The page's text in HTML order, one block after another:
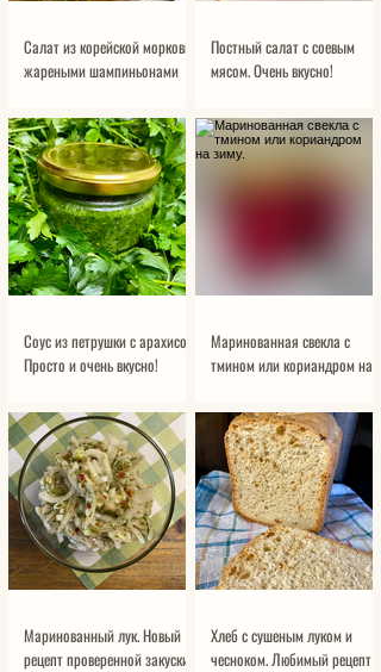
Салат из корейской моркови с
жареными шампиньонами
Постный салат с соевым
мясом. Очень вкусно!
Соус из петрушки с арахисом.
Просто и очень вкусно!
Маринованная свекла с
тмином или кориандром на
Маринованный лук. Новый
рецепт проверенной закуски
Хлеб с сушеным луком и
чесноком. Любимый рецепт